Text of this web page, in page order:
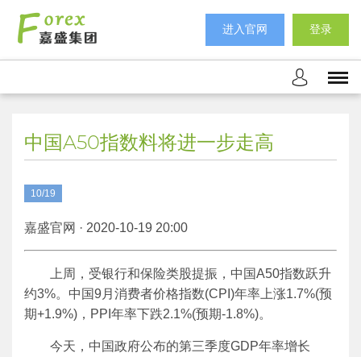
进入官网 登录
中国A50指数料将进一步走高
10/19
嘉盛官网 · 2020-10-19 20:00
上周，受银行和保险类股提振，中国A50指数跃升
约3%。中国9月消费者价格指数(CPI)年率上涨1.7%(预
期+1.9%)，PPI年率下跌2.1%(预期-1.8%)。
今天，中国政府公布的第三季度GDP年率增长